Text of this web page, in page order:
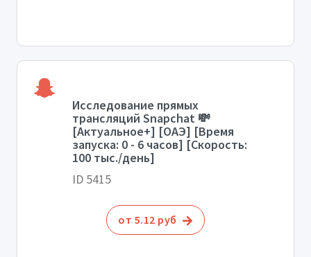
Исследование прямых
трансляций Snapchat 💸
[Актуальное+] [ОАЭ] [Время
запуска: 0 - 6 часов] [Скорость:
100 тыс./день]
ID 5415
от 5.12 руб